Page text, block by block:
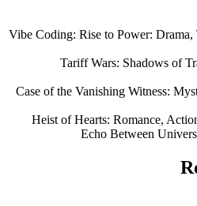
50. Vibe Coding: Rise to Power:
49. Tariff Wars: Shadows of
48. Case of the Vanishing Witness: